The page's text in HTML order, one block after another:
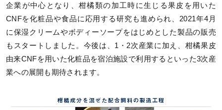
企業が中心となり、柑橘類の加工時に生じる果皮を用いた
CNFを化粧品や食品に応用する研究も進められ、2021年4月
に保湿クリームやボディーソープをはじめとした製品の販売
もスタートしました。今後は、1・2次産業に加え、柑橘果皮
由来CNFを用いた化粧品を宿泊施設で利用するといった3次産
業への展開も期待されます。